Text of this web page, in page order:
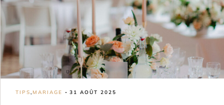
TIPS, MARIAGE 31 AOÛT 2025